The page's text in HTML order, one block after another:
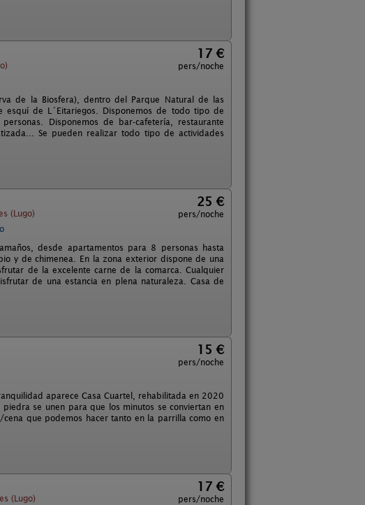
17 €
pers/noche
de la Biosfera), dentro del Parque Natural de las
de L´Eitariegos. Disponemos de todo tipo de
Disponemos de bar-cafetería, restaurante
Se pueden realizar todo tipo de actividades
(Lugo)
25 €
pers/noche
desde apartamentos para 8 personas hasta
y de chimenea. En la zona exterior dispone de una
de la excelente carne de la comarca. Cualquier
de una estancia en plena naturaleza. Casa de
15 €
pers/noche
aparece Casa Cuartel, rehabilitada en 2020
se unen para que los minutos se conviertan en
que podemos hacer tanto en la parrilla como en
(Lugo)
17 €
pers/noche